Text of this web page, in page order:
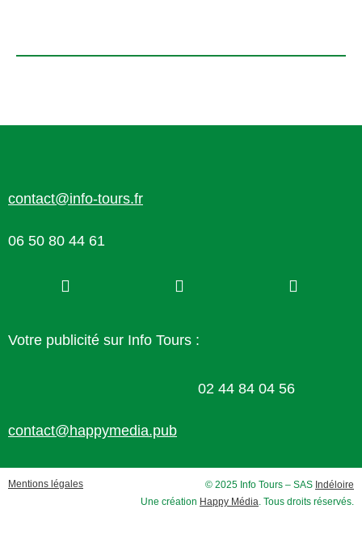
contact@info-tours.fr
06 50 80 44 61
Votre publicité sur Info Tours :
02 44 84 04 56
contact@happymedia.pub
Mentions légales © 2025 Info Tours – SAS Indéloire
Une création Happy Média . Tous droits réservés.